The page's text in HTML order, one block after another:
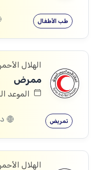
طب الأطفال
الهلال
ممرض
الموعد
تمريض
الهلال